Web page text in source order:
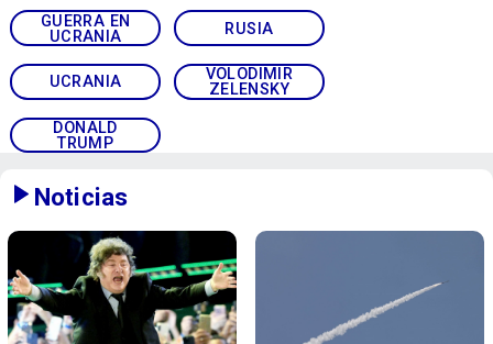
GUERRA EN
UCRANIA
RUSIA
UCRANIA
VOLODIMIR
ZELENSKY
DONALD
TRUMP
Noticias